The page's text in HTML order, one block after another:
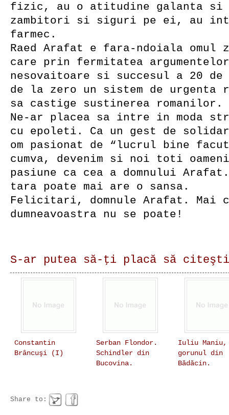
fizic, au o atitudine galanta si
zambitori si siguri pe ei, au
farmec.
Raed Arafat e fara-ndoiala
care prin fermitatea
nesovaitoare si succesul a 20
de la zero un sistem de urgenta
sa castige sustinerea romanilor.
Ne-ar placea sa intre in moda
cu epoleti. Ca un gest de
om pasionat de “lucrul bine
cumva, devenim si noi toti
pasiune ca cea a domnului
tara poate mai are o sansa.
Felicitari, domnule Arafat. Mai
dumneavoastra nu se poate!
S-ar putea să-ţi placă să
Constantin
Brâncuşi (I)
Serban Flondor.
Schindler din
Bucovina.
Iuliu Maniu,
gorunul din
Bădăcin.
Share to: